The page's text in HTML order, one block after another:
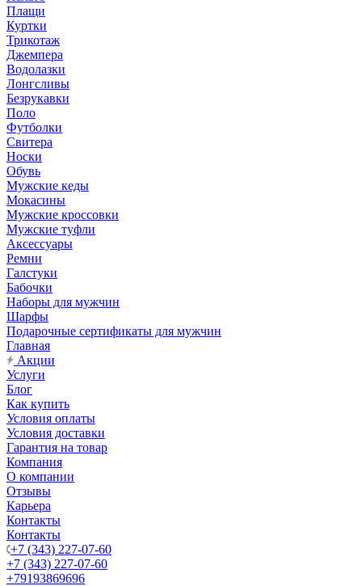
Плащи
Куртки
Трикотаж
Джемпера
Водолазки
Лонгсливы
Безрукавки
Поло
Футболки
Свитера
Носки
Обувь
Мужские кеды
Мокасины
Мужские кроссовки
Мужские туфли
Аксессуары
Ремни
Галстуки
Бабочки
Наборы для мужчин
Шарфы
Подарочные сертификаты для мужчин
Главная
Акции
Услуги
Блог
Как купить
Условия оплаты
Условия доставки
Гарантия на товар
Компания
О компании
Отзывы
Карьера
Контакты
Контакты
+7 (343) 227-07-60
+7 (343) 227-07-60
+79193869696